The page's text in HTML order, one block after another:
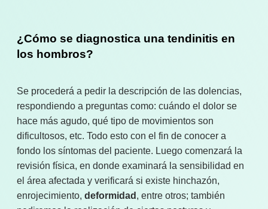
¿Cómo se diagnostica una tendinitis en
los hombros?
Se procederá a pedir la descripción de las dolencias,
respondiendo a preguntas como: cuándo el dolor se
hace más agudo, qué tipo de movimientos son
dificultosos, etc. Todo esto con el fin de conocer a
fondo los síntomas del paciente. Luego comenzará la
revisión física, en donde examinará la sensibilidad en
el área afectada y verificará si existe hinchazón,
enrojecimiento, deformidad , entre otros; también